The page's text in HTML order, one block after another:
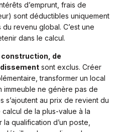
d’emprunt, frais de
sont déductibles uniquement
revenu global. C’est une
dans le calcul.
construction, de
sont exclus. Créer
transformer un local
immeuble ne génère pas de
s’ajoutent au prix de revient du
de la plus-value à la
qualification d’un poste,